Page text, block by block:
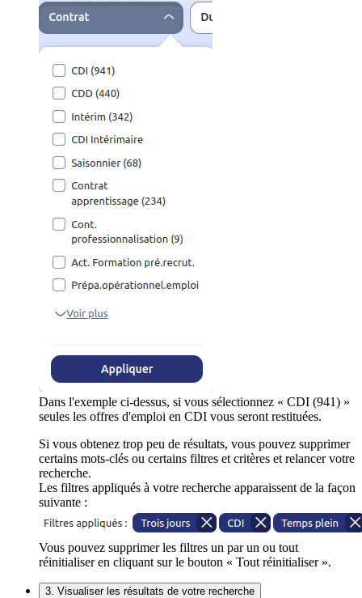
Dans l'exemple ci-dessus, si vous sélectionnez « CDI (941) »
seules les offres d'emploi en CDI vous seront restituées.
Si vous obtenez trop peu de résultats, vous pouvez supprimer
certains mots-clés ou certains filtres et critères et relancer votre
recherche.
Les filtres appliqués à votre recherche apparaissent de la façon
suivante :
Vous pouvez supprimer les filtres un par un ou tout
réinitialiser en cliquant sur le bouton « Tout réinitialiser ».
3. Visualiser les résultats de votre recherche